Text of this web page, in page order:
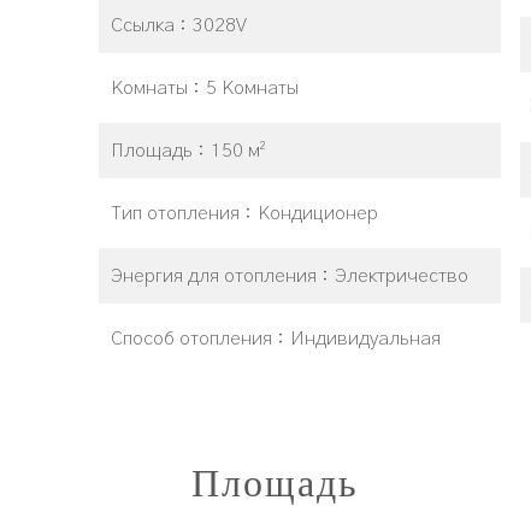
Ссылка 3028V
Комнаты 5 Комнаты
Площадь 150 м²
Тип отопления Кондиционер
Энергия для отопления Электричество
Способ отопления Индивидуальная
Площадь